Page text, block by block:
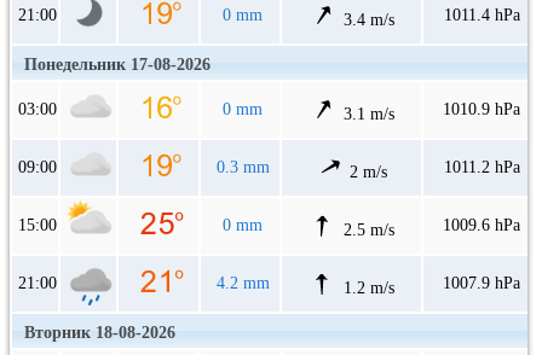
21:00 0 mm 3.4 m/s 1011.4 hPa
Понедельник 17-08-2026
03:00 0 mm 3.1 m/s 1010.9 hPa
09:00 0.3 mm 2 m/s 1011.2 hPa
15:00 0 mm 2.5 m/s 1009.6 hPa
21:00 4.2 mm 1.2 m/s 1007.9 hPa
Вторник 18-08-2026